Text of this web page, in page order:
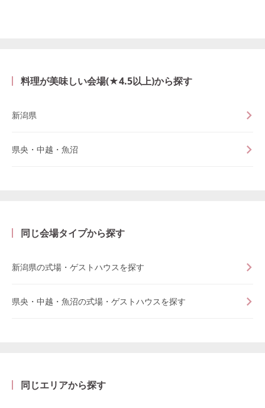
料理が美味しい会場(★4.5以上)から探す
新潟県
県央・中越・魚沼
同じ会場タイプから探す
新潟県の式場・ゲストハウスを探す
県央・中越・魚沼の式場・ゲストハウスを探す
同じエリアから探す